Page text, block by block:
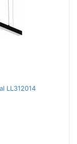
LL312014